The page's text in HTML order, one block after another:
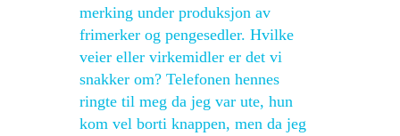
merking under produksjon av
frimerker og pengesedler. Hvilke
veier eller virkemidler er det vi
snakker om? Telefonen hennes
ringte til meg da jeg var ute, hun
kom vel borti knappen, men da jeg